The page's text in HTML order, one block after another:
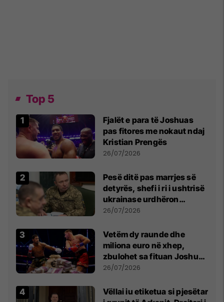
Top 5
Fjalët e para të Joshuas
pas fitores me nokaut ndaj
Kristian Prengës
26/07/2026
Pesë ditë pas marrjes së
detyrës, shefi i ri i ushtrisë
ukrainase urdhëron
kontroll të madh
26/07/2026
Vetëm dy raunde dhe
miliona euro në xhep,
zbulohet sa fituan Joshua
e Prenga
26/07/2026
Vëllai iu etiketua si pjesëtar